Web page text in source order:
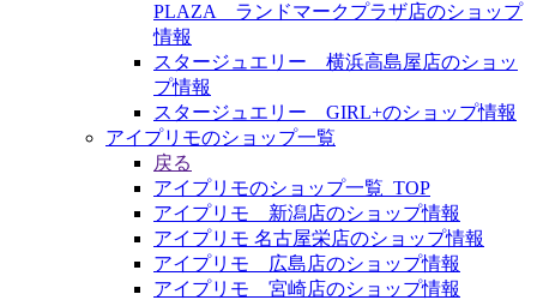
PLAZA ランドマークプラザ店のショップ
情報
スタージュエリー 横浜高島屋店のショッ
プ情報
スタージュエリー GIRL+のショップ情報
アイプリモのショップ一覧
戻る
アイプリモのショップ一覧_TOP
アイプリモ 新潟店のショップ情報
アイプリモ 名古屋栄店のショップ情報
アイプリモ 広島店のショップ情報
アイプリモ 宮崎店のショップ情報